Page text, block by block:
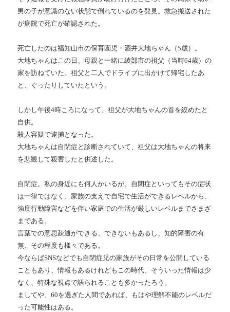
男の子が意識のない状態で倒れているのを発見。救急搬送された
が病院で死亡が確認された。
死亡したのは福知山市の保育園児・酒井大地ちゃん（5歳）。
大地ちゃんはこの日、母親と一緒に綾部市の祖父（当時64歳）の
家を訪ねていた。祖父と二人でドライブに出かけて帰宅したあ
と、ぐったりしていたという。
しかし午後4時ころになって、祖父が大地ちゃんの首を絞めたと
自供。
殺人容疑で逮捕となった。
大地ちゃんは自閉症と診断されていて、祖父は大地ちゃんの将来
を悲観して殺害したと供述した。
自閉症。私の身近にも何人かいるが、自閉症といってもその症状
は一律ではなく、家族の支えで自宅で生活ができるレベルから、
強度行動障害などを伴い家庭での生活が厳しいレベルまでさまざ
まである。
言葉での意思疎通ができる、できないもあるし、知的障害の有
無、その程度も様々である。
今ならばSNSなどでも自閉症児の家族がその日常を公開している
こともあり、情報もあるけれどもこの時代、そういった情報は少
なく、特殊な視点で語られることも多かったろう。
ましてや、60を過ぎた人間であれば、もはや理解不能のレベルだ
った可能性はある。